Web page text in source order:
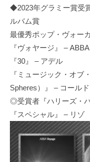
◆2023年グラミー賞受
ルバム賞
最優秀ポップ・ヴォー
『ヴォヤージ』 – ABBA
『30』 – アデル
『ミュージック・オブ
Spheres）』 – コール
◎受賞者『ハリーズ・
『スペシャル』 – リゾ